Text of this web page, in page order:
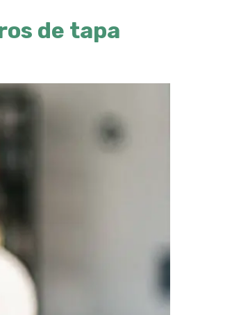
de tapa